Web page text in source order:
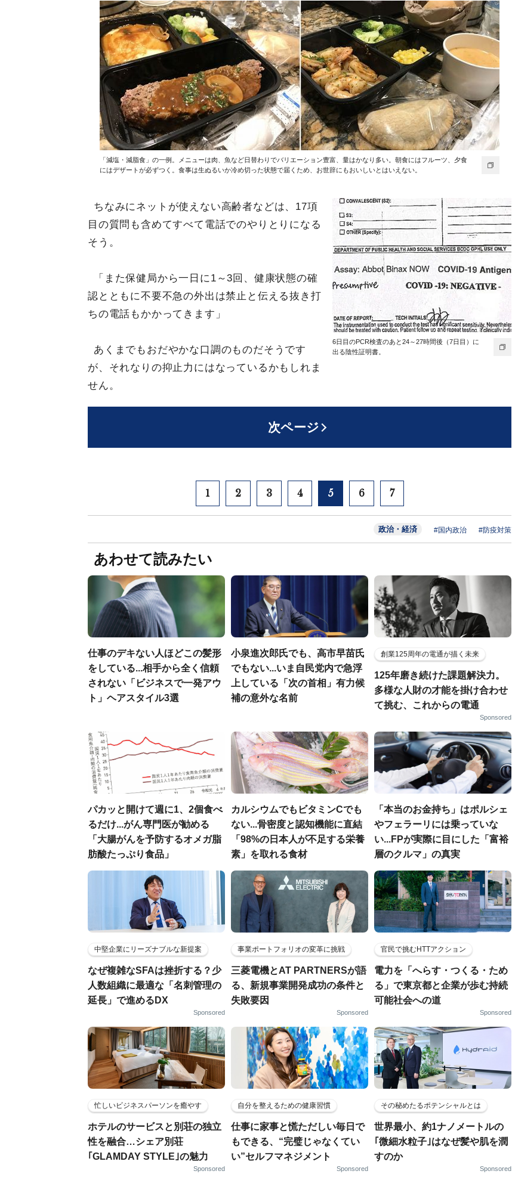
「減塩・減脂食」の一例。メニューは肉、魚など日替わりでバリエーション豊富、量はかなり多い。朝食にはフルーツ、夕食
にはデザートが必ずつく。食事は生ぬるいか冷め切った状態で届くため、お世辞にもおいしいとはいえない。
6日目のPCR検査のあと24～27時間後（7日目）に
出る陰性証明書。
ちなみにネットが使えない高齢者などは、17項
目の質問も含めてすべて電話でのやりとりになる
そう。
「また保健局から一日に1～3回、健康状態の確
認とともに不要不急の外出は禁止と伝える抜き打
ちの電話もかかってきます」
あくまでもおだやかな口調のものだそうです
が、それなりの抑止力にはなっているかもしれま
せん。
次ページ
1 2 3 4 5 6 7
政治・経済 #国内政治 #防疫対策
あわせて読みたい
仕事のデキない人ほどこの髪形
をしている...相手から全く信頼
されない「ビジネスで一発アウ
ト」ヘアスタイル3選
小泉進次郎氏でも、高市早苗氏
でもない...いま自民党内で急浮
上している「次の首相」有力候
補の意外な名前
創業125周年の電通が描く未来
125年磨き続けた課題解決力。
多様な人財の才能を掛け合わせ
て挑む、これからの電通
Sponsored
パカッと開けて週に1、2個食べ
るだけ...がん専門医が勧める
「大腸がんを予防するオメガ脂
肪酸たっぷり食品」
カルシウムでもビタミンCでも
ない...骨密度と認知機能に直結
「98%の日本人が不足する栄養
素」を取れる食材
「本当のお金持ち」はポルシェ
やフェラーリには乗っていな
い...FPが実際に目にした「富裕
層のクルマ」の真実
中堅企業にリーズナブルな新提案
なぜ複雑なSFAは挫折する？少
人数組織に最適な「名刺管理の
延長」で進めるDX
Sponsored
事業ポートフォリオの変革に挑戦
三菱電機とAT PARTNERSが語
る、新規事業開発成功の条件と
失敗要因
Sponsored
官民で挑むHTTアクション
電力を「へらす・つくる・ため
る」で東京都と企業が歩む持続
可能社会への道
Sponsored
忙しいビジネスパーソンを癒やす
ホテルのサービスと別荘の独立
性を融合…シェア別荘
｢GLAMDAY STYLE｣の魅力
Sponsored
自分を整えるための健康習慣
仕事に家事と慌ただしい毎日で
もできる、“完璧じゃなくてい
い”セルフマネジメント
Sponsored
その秘めたるポテンシャルとは
世界最小、約1ナノメートルの
｢微細水粒子｣はなぜ髪や肌を潤
すのか
Sponsored